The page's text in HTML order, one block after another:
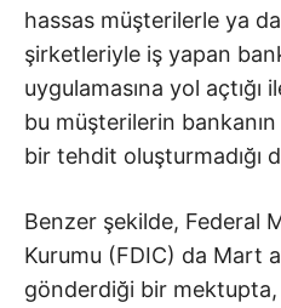
hassas müşterilerle ya da
şirketleriyle iş yapan
uygulamasına yol
bu müşterilerin
bir tehdit oluşturmadığı
Benzer şekilde, Federal
Kurumu (FDIC) da Mart
gönderdiği bir